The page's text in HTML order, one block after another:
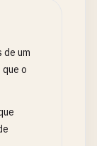
de um
o